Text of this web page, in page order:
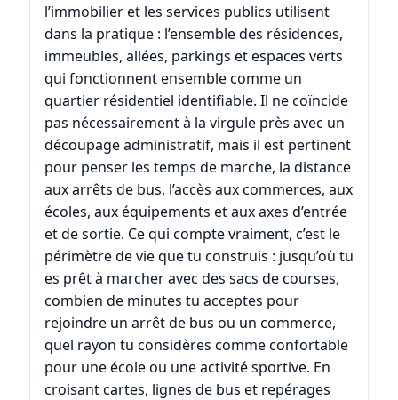
l’immobilier et les services publics utilisent
dans la pratique : l’ensemble des résidences,
immeubles, allées, parkings et espaces verts
qui fonctionnent ensemble comme un
quartier résidentiel identifiable. Il ne coïncide
pas nécessairement à la virgule près avec un
découpage administratif, mais il est pertinent
pour penser les temps de marche, la distance
aux arrêts de bus, l’accès aux commerces, aux
écoles, aux équipements et aux axes d’entrée
et de sortie. Ce qui compte vraiment, c’est le
périmètre de vie que tu construis : jusqu’où tu
es prêt à marcher avec des sacs de courses,
combien de minutes tu acceptes pour
rejoindre un arrêt de bus ou un commerce,
quel rayon tu considères comme confortable
pour une école ou une activité sportive. En
croisant cartes, lignes de bus et repérages